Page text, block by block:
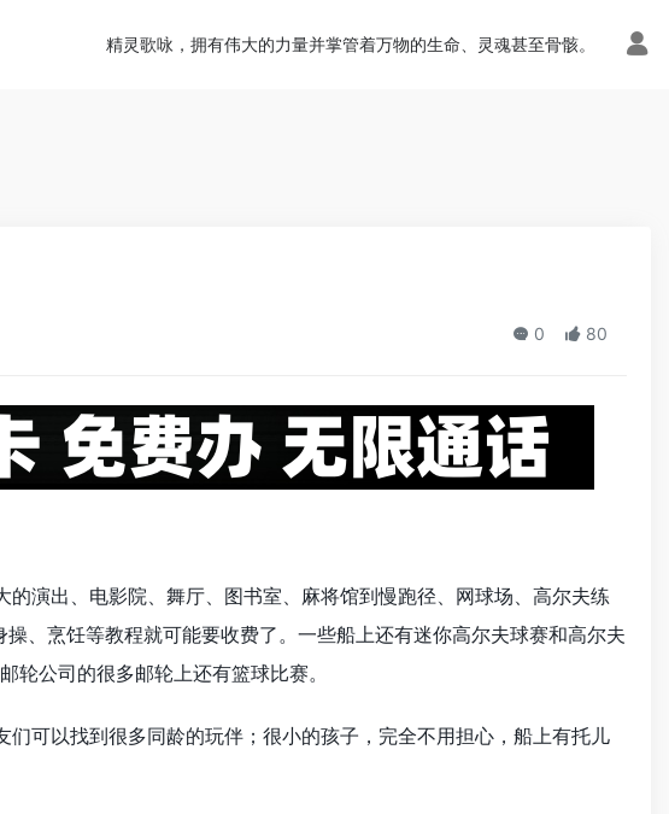
optimization.php on line113
精灵歌咏，拥有伟大的力量并掌管着万物的生命、灵魂甚至骨骸。
0 80
演出、电影院、舞厅、图书室、麻将馆到慢跑径、网球场、高尔夫练
、烹饪等教程就可能要收费了。一些船上还有迷你高尔夫球赛和高尔夫
公司的很多邮轮上还有篮球比赛。
可以找到很多同龄的玩伴；很小的孩子，完全不用担心，船上有托儿